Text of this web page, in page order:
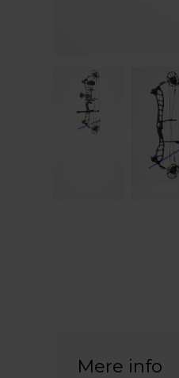
Mere info